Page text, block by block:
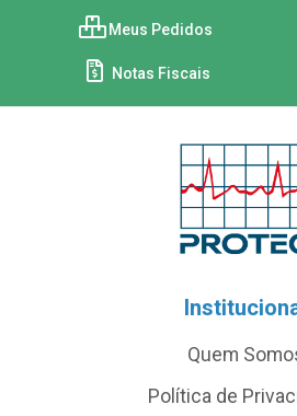
Meus Pedidos
Notas Fiscais
Quem
Política de